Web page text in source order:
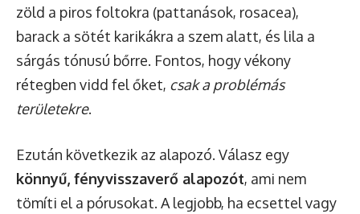
zöld a piros foltokra (pattanások, rosacea),
barack a sötét karikákra a szem alatt, és lila a
sárgás tónusú bőrre. Fontos, hogy vékony
rétegben vidd fel őket, csak a problémás
területekre.
Ezután következik az alapozó. Válasz egy
könnyű, fényvisszaverő alapozót, ami nem
tömíti el a pórusokat. A legjobb, ha ecsettel vagy